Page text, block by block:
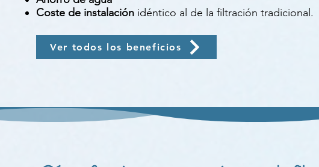
Coste de instalación idéntico al de la filtración tradicional.
Ver todos los beneficios